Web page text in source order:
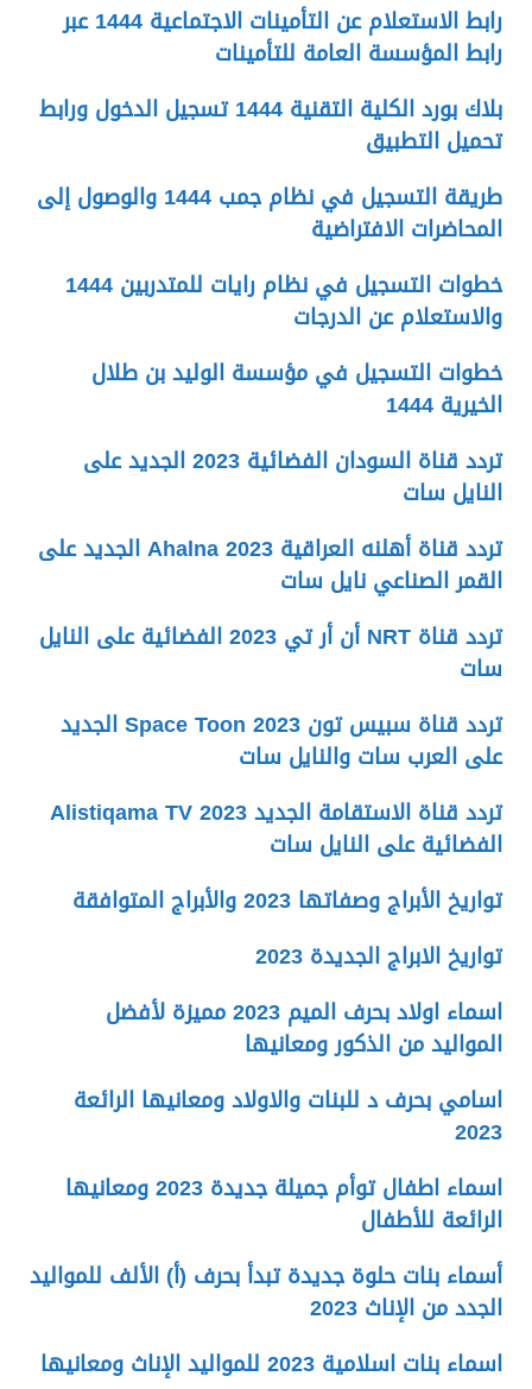
رابط الاستعلام عن التأمينات الاجتماعية 1444 عبر
رابط المؤسسة العامة للتأمينات
بلاك بورد الكلية التقنية 1444 تسجيل الدخول ورابط
تحميل التطبيق
طريقة التسجيل في نظام جمب 1444 والوصول إلى
المحاضرات الافتراضية
خطوات التسجيل في نظام رايات للمتدربين 1444
والاستعلام عن الدرجات
خطوات التسجيل في مؤسسة الوليد بن طلال
الخيرية 1444
تردد قناة السودان الفضائية 2023 الجديد على
النايل سات
تردد قناة أهلنه العراقية Ahalna 2023 الجديد على
القمر الصناعي نايل سات
تردد قناة NRT أن أر تي 2023 الفضائية على النايل
سات
تردد قناة سبيس تون Space Toon 2023 الجديد
على العرب سات والنايل سات
تردد قناة الاستقامة الجديد 2023 Alistiqama TV
الفضائية على النايل سات
تواريخ الأبراج وصفاتها 2023 والأبراج المتوافقة
تواريخ الابراج الجديدة 2023
اسماء اولاد بحرف الميم 2023 مميزة لأفضل
المواليد من الذكور ومعانيها
اسامي بحرف د للبنات والاولاد ومعانيها الرائعة
2023
اسماء اطفال توأم جميلة جديدة 2023 ومعانيها
الرائعة للأطفال
أسماء بنات حلوة جديدة تبدأ بحرف (أ) الألف للمواليد
الجدد من الإناث 2023
اسماء بنات اسلامية 2023 للمواليد الإناث ومعانيها